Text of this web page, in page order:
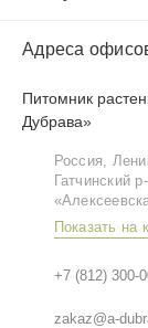
Адреса
Питомник
Дубрава»
Россия,
Гатчинский
Показать на
+7 (812) 300-
zakaz@a-